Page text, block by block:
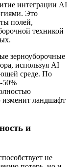
интеграции AI
Это
полей,
техникой
зерноуборочные
используя AI
среде. По
50%
изменит ландшафт
и
не